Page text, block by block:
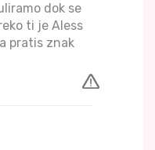
dok se
ti je Aless
pratis znak